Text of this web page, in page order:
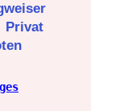
Privat